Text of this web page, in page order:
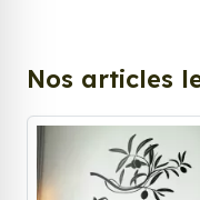
Nos articles